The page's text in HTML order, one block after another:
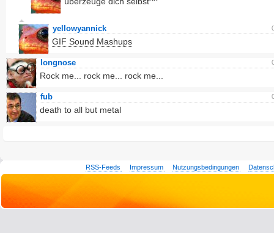
yellowyannick
GIF Sound Mashups
longnose
Rock me... rock me... rock me...
fub
death to all but metal
RSS-Feeds Impressum Nutzungsbedingungen